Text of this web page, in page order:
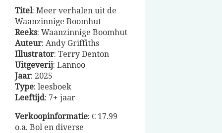
Titel: Meer verhalen uit de
Waanzinnige Boomhut
Reeks: Waanzinnige Boomhut
Auteur: Andy Griffiths
Illustrator: Terry Denton
Uitgeverij: Lannoo
Jaar: 2025
Type: leesboek
Leeftijd: 7+ jaar
Verkoopinformatie: € 17.99
o.a. Bol en diverse